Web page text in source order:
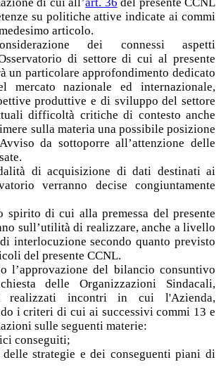
su politiche attive indicate ai commi
articolo.
dei connessi aspetti
di settore di cui al presente
un particolare approfondimento dedicato
mercato nazionale ed internazionale,
produttive e di sviluppo del settore
difficoltà critiche di contesto anche
sulla materia una possibile posizione
da sottoporre all’attenzione delle
di acquisizione di dati destinati ai
verranno decise congiuntamente
spirito di cui alla premessa del presente
sull’utilità di realizzare, anche a livello
interlocuzione secondo quanto previsto
del presente CCNL.
l’approvazione del bilancio consuntivo
delle Organizzazioni Sindacali,
realizzati incontri in cui l'Azienda,
i criteri di cui ai successivi commi 13 e
sulle seguenti materie:
conseguiti;
strategie e dei conseguenti piani di